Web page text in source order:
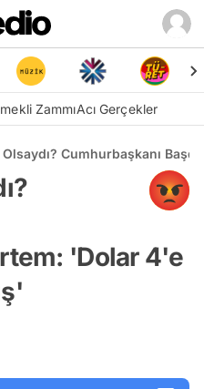
ZammıAcı Gerçekler
Cumhurbaşkanı
'Dolar 4'e